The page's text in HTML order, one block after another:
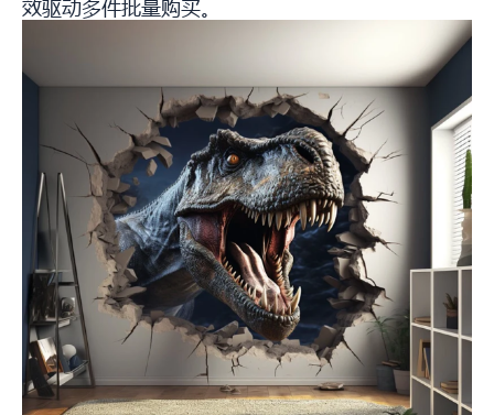
效驱动多件批量购买。